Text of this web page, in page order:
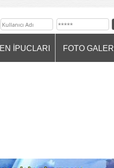
İPUCLARI FOTO GALERİ